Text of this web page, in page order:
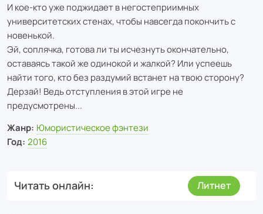
И кое-кто уже поджидает в негостеприимных
университетских стенах, чтобы навсегда покончить с
новенькой.
Эй, соплячка, готова ли ты исчезнуть окончательно,
оставаясь такой же одинокой и жалкой? Или успеешь
найти того, кто без раздумий встанет на твою сторону?
Дерзай! Ведь отступления в этой игре не
предусмотрены...
Жанр: Юмористическое фэнтези
Год: 2016
Читать онлайн Литнет